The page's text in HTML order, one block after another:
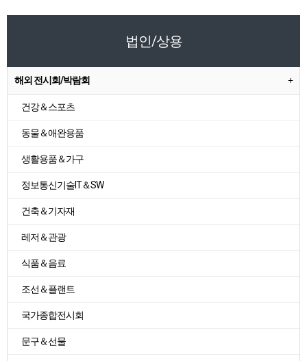
법인/상용
해외 전시회/박람회
건강＆스포츠
동물＆애완용품
생활용품＆가구
정보통신기술IT＆SW
건축＆기자재
레저＆관광
식품＆음료
조선＆플랜트
국가종합전시회
문구＆선물